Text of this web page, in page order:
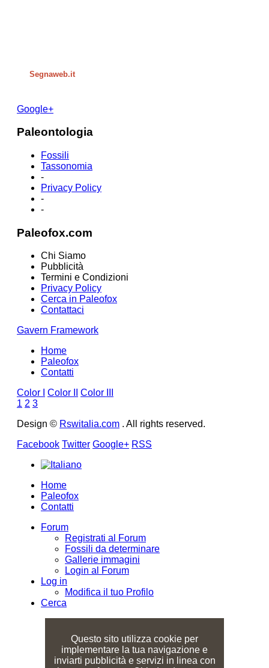
Segnaweb.it
Google+
Paleontologia
Fossili
Tassonomia
-
Privacy Policy
-
-
Paleofox.com
Chi Siamo
Pubblicità
Termini e Condizioni
Privacy Policy
Cerca in Paleofox
Contattaci
Gavern Framework
Home
Paleofox
Contatti
Color I
Color II
Color III
1 2 3
Design © Rswitalia.com . All rights reserved.
Facebook Twitter Google+ RSS
Home
Paleofox
Contatti
Forum
Registrati al Forum
Fossili da determinare
Gallerie immagini
Login al Forum
Log in
Modifica il tuo Profilo
Cerca
Questo sito utilizza cookie per
implementare la tua navigazione e
inviarti pubblicità e servizi in linea con